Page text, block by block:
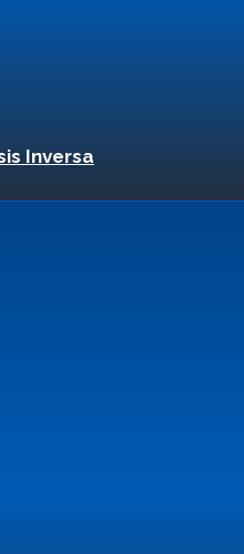
Inversa